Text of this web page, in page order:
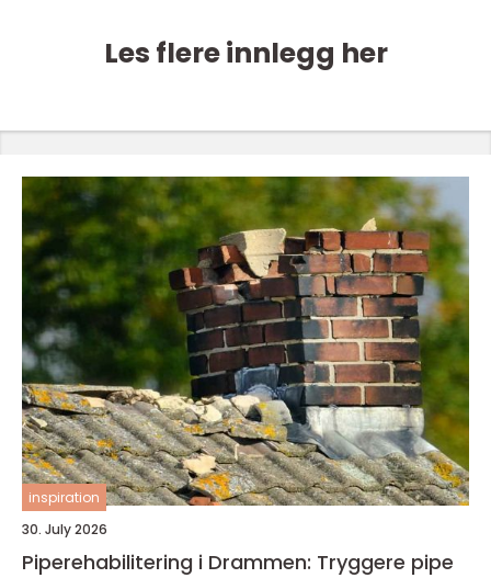
Les flere innlegg her
inspiration
30. July 2026
Piperehabilitering i Drammen: Tryggere pipe